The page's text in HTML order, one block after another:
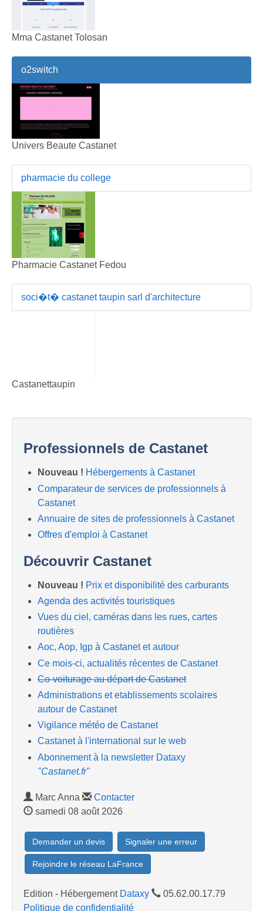
Mma Castanet Tolosan
o2switch
Univers Beaute Castanet
pharmacie du college
Pharmacie Castanet Fedou
soci�t� castanet taupin sarl d'architecture
Castanettaupin
Professionnels de Castanet
Nouveau ! Hébergements à Castanet
Comparateur de services de professionnels à
Castanet
Annuaire de sites de professionnels à Castanet
Offres d'emploi à Castanet
Découvrir Castanet
Nouveau ! Prix et disponibilité des carburants
Agenda des activités touristiques
Vues du ciel, caméras dans les rues, cartes
routières
Aoc, Aop, Igp à Castanet et autour
Ce mois-ci, actualités récentes de Castanet
Co-voiturage au départ de Castanet
Administrations et etablissements scolaires
autour de Castanet
Vigilance météo de Castanet
Castanet à l'international sur le web
Abonnement à la newsletter Dataxy
"Castanet.fr"
Marc Anna
Contacter
samedi 08 août 2026
Demander un devis Signaler une erreur
Rejoindre le réseau LaFrance
Edition - Hébergement Dataxy
05.62.00.17.79
Politique de confidentialité